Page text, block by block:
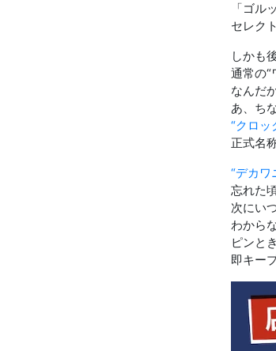
「ゴル
セレク
しかも
通常の“
なんだ
あ、ち
“クロッ
正式名
“デカワ
忘れた
次にい
わから
ピンと
即キー